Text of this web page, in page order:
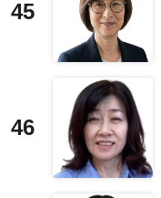
45
46